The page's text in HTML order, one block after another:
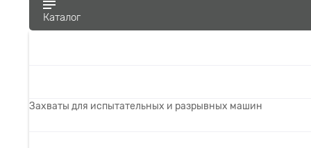
Каталог
Захваты для испытательных и разрывных машин